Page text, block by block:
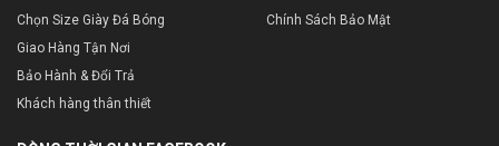
Chọn Size Giày Đá Bóng
Giao Hàng Tận Nơi
Bảo Hành & Đổi Trả
Khách hàng thân thiết
Chính Sách Bảo Mật